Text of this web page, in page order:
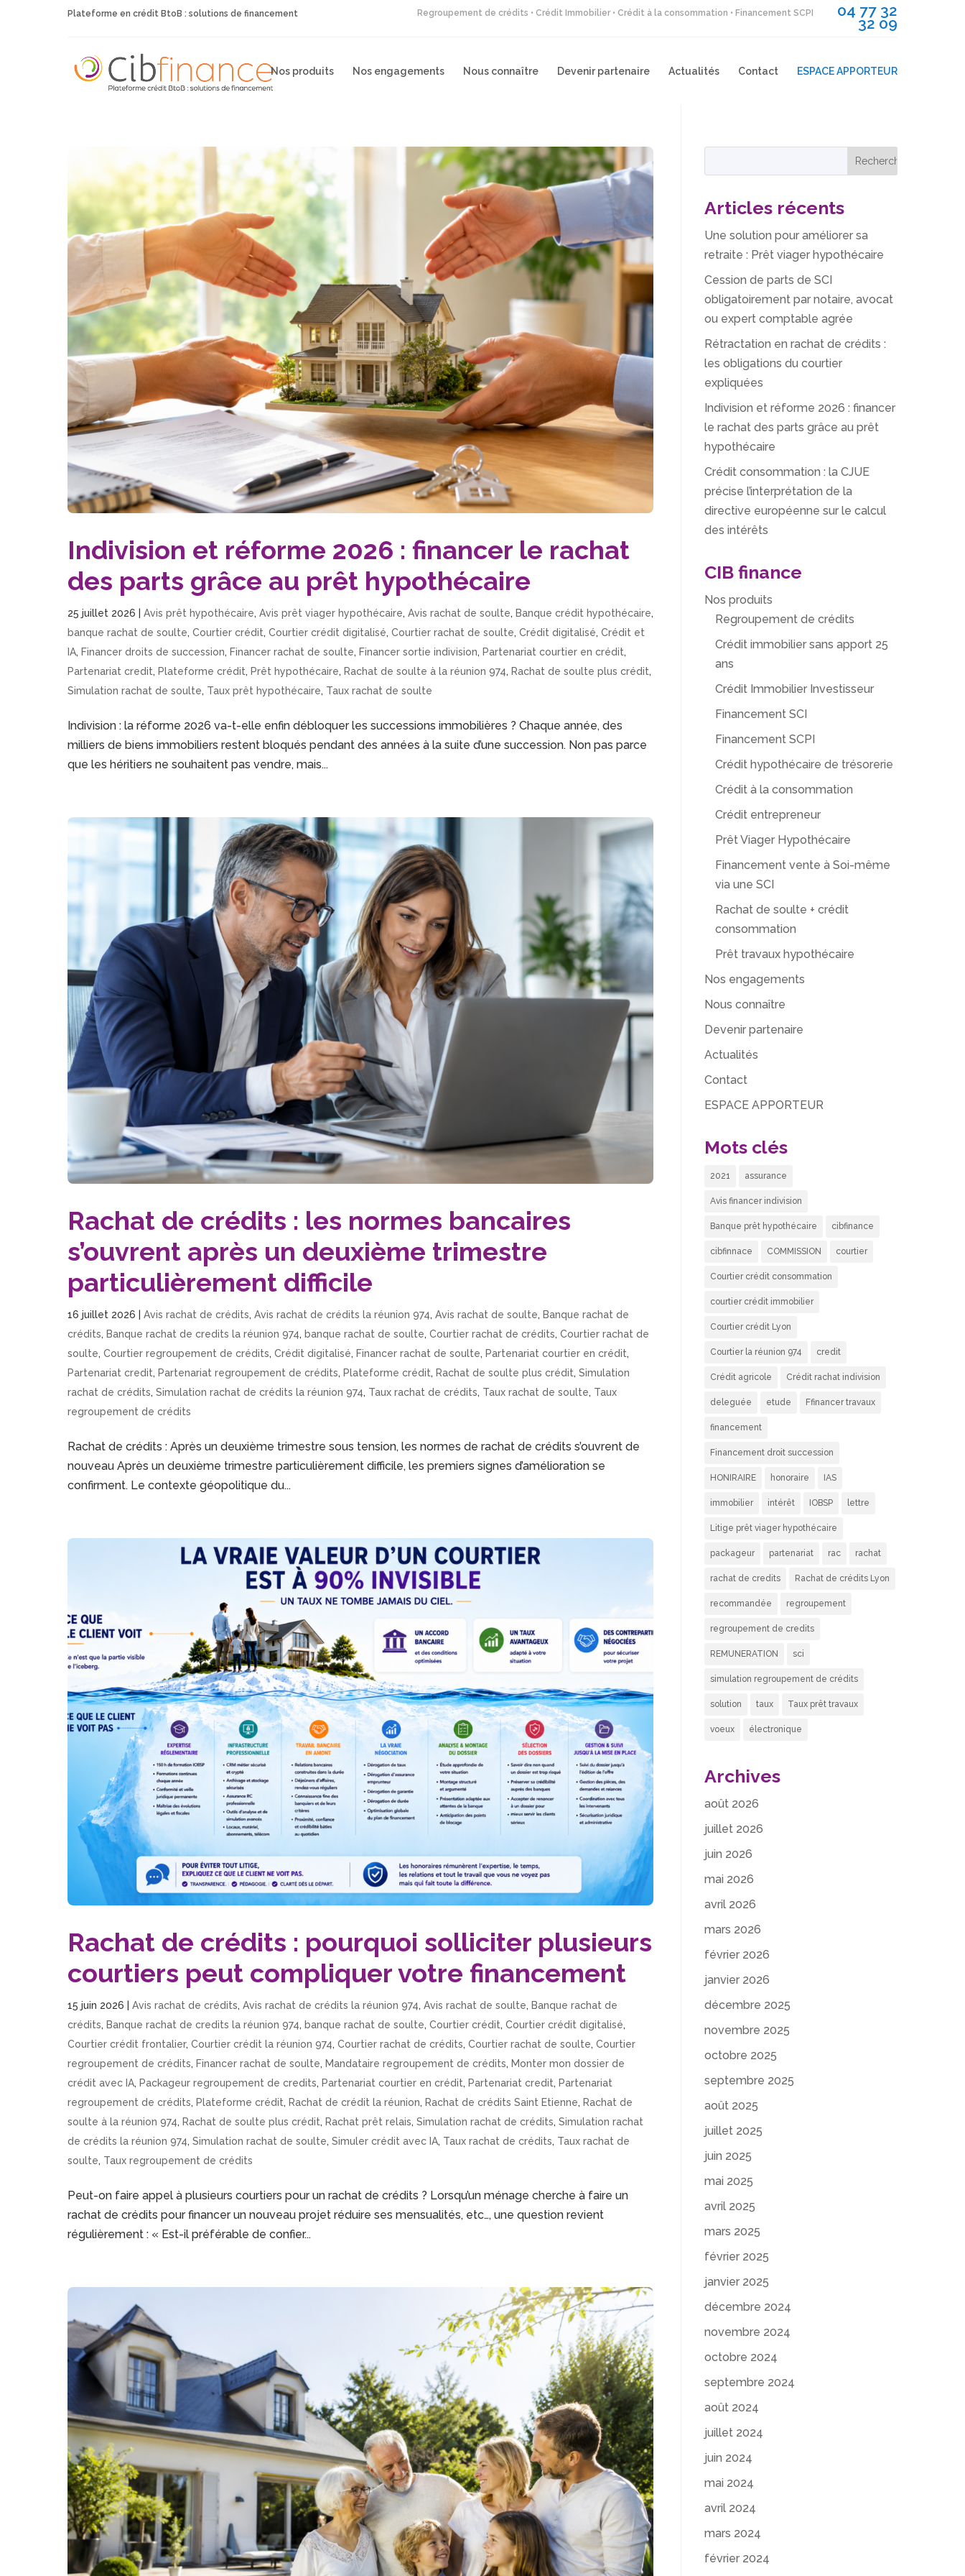
Plateforme en crédit BtoB : solutions de financement Regroupement de crédits • Crédit Immobilier • Crédit à la consommation • Financement SCPI 04 77 32
32 09
Nos produits Nos engagements Nous connaître Devenir partenaire Actualités Contact ESPACE APPORTEUR
Indivision et réforme 2026 : financer le rachat
des parts grâce au prêt hypothécaire
25 juillet 2026 |Avis prêt hypothécaire,Avis prêt viager hypothécaire,Avis rachat de soulte, Banque crédit hypothécaire,
banque rachat de soulte,Courtier crédit,Courtier crédit digitalisé,Courtier rachat de soulte,Crédit digitalisé,Crédit et
IA, Financer droits de succession, Financer rachat de soulte, Financer sortie indivision, Partenariat courtier en crédit,
Partenariat credit, Plateforme crédit, Prêt hypothécaire, Rachat de soulte à la réunion 974, Rachat de soulte plus crédit,
Simulation rachat de soulte, Taux prêt hypothécaire, Taux rachat de soulte
Indivision : la réforme 2026 va-t-elle enfin débloquer les successions immobilières ? Chaque année, des
milliers de biens immobiliers restent bloqués pendant des années à la suite d’une succession. Non pas parce
que les héritiers ne souhaitent pas vendre, mais...
Rachat de crédits : les normes bancaires
s’ouvrent après un deuxième trimestre
particulièrement difficile
16 juillet 2026 |Avis rachat de crédits,Avis rachat de crédits la réunion 974,Avis rachat de soulte, Banque rachat de
crédits, Banque rachat de credits la réunion 974, banque rachat de soulte,Courtier rachat de crédits,Courtier rachat de
soulte,Courtier regroupement de crédits,Crédit digitalisé, Financer rachat de soulte, Partenariat courtier en crédit,
Partenariat credit, Partenariat regroupement de crédits, Plateforme crédit, Rachat de soulte plus crédit,Simulation
rachat de crédits,Simulation rachat de crédits la réunion 974, Taux rachat de crédits, Taux rachat de soulte, Taux
regroupement de crédits
Rachat de crédits : Après un deuxième trimestre sous tension, les normes de rachat de crédits s’ouvrent de
nouveau Après un deuxième trimestre particulièrement difficile, les premiers signes d’amélioration se
confirment. Le contexte géopolitique du...
Rachat de crédits : pourquoi solliciter plusieurs
courtiers peut compliquer votre financement
15 juin 2026 |Avis rachat de crédits,Avis rachat de crédits la réunion 974,Avis rachat de soulte,Banque rachat de
crédits,Banque rachat de credits la réunion 974,banque rachat de soulte,Courtier crédit,Courtier crédit digitalisé,
Courtier crédit frontalier,Courtier crédit la réunion 974,Courtier rachat de crédits,Courtier rachat de soulte,Courtier
regroupement de crédits,Financer rachat de soulte,Mandataire regroupement de crédits,Monter mon dossier de
crédit avec IA,Packageur regroupement de credits,Partenariat courtier en crédit,Partenariat credit,Partenariat
regroupement de crédits,Plateforme crédit,Rachat de crédit la réunion,Rachat de crédits Saint Etienne,Rachat de
soulte à la réunion 974,Rachat de soulte plus crédit,Rachat prêt relais,Simulation rachat de crédits,Simulation rachat
de crédits la réunion 974,Simulation rachat de soulte,Simuler crédit avec IA, Taux rachat de crédits, Taux rachat de
soulte, Taux regroupement de crédits
Peut-on faire appel à plusieurs courtiers pour un rachat de crédits ? Lorsqu’un ménage cherche à faire un
rachat de crédits pour financer un nouveau projet réduire ses mensualités, etc…, une question revient
régulièrement : « Est-il préférable de confier...
Articles récents
Une solution pour améliorer sa
retraite : Prêt viager hypothécaire
Cession de parts de SCI
obligatoirement par notaire, avocat
ou expert comptable agrée
Rétractation en rachat de crédits :
les obligations du courtier
expliquées
Indivision et réforme 2026 : financer
le rachat des parts grâce au prêt
hypothécaire
Crédit consommation : la CJUE
précise l’interprétation de la
directive européenne sur le calcul
des intérêts
CIB finance
Nos produits
Regroupement de crédits
Crédit immobilier sans apport 25
ans
Crédit Immobilier Investisseur
Financement SCI
Financement SCPI
Crédit hypothécaire de trésorerie
Crédit à la consommation
Crédit entrepreneur
Prêt Viager Hypothécaire
Financement vente à Soi-même
via une SCI
Rachat de soulte + crédit
consommation
Prêt travaux hypothécaire
Nos engagements
Nous connaître
Devenir partenaire
Actualités
Contact
ESPACE APPORTEUR
Mots clés
2021 assurance
Avis financer indivision
Banque prêt hypothécaire cibfinance
cibfinnace COMMISSION courtier
Courtier crédit consommation
courtier crédit immobilier
Courtier crédit Lyon
Courtier la réunion 974 credit
Crédit agricole Crédit rachat indivision
deleguée etude Ffinancer travaux
financement
Financement droit succession
HONIRAIRE honoraire IAS
immobilier intérêt IOBSP lettre
Litige prêt viager hypothécaire
packageur partenariat rac rachat
rachat de credits Rachat de crédits Lyon
recommandée regroupement
regroupement de credits
REMUNERATION sci
simulation regroupement de crédits
solution taux Taux prêt travaux
voeux électronique
Archives
août 2026
juillet 2026
juin 2026
mai 2026
avril 2026
mars 2026
février 2026
janvier 2026
décembre 2025
novembre 2025
octobre 2025
septembre 2025
août 2025
juillet 2025
juin 2025
mai 2025
avril 2025
mars 2025
février 2025
janvier 2025
décembre 2024
novembre 2024
octobre 2024
septembre 2024
août 2024
juillet 2024
juin 2024
mai 2024
avril 2024
mars 2024
février 2024